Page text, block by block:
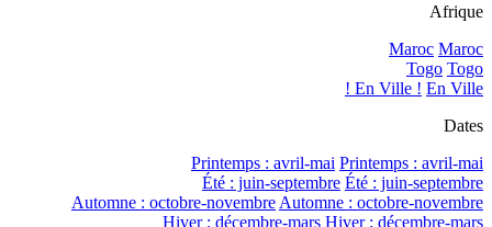
Afrique
Maroc Maroc
Togo Togo
En Ville ! En Ville !
Dates
Printemps : avril-mai Printemps : avril-mai
Été : juin-septembre Été : juin-septembre
Automne : octobre-novembreAutomne : octobre-novembre
Hiver : décembre-mars Hiver : décembre-mars